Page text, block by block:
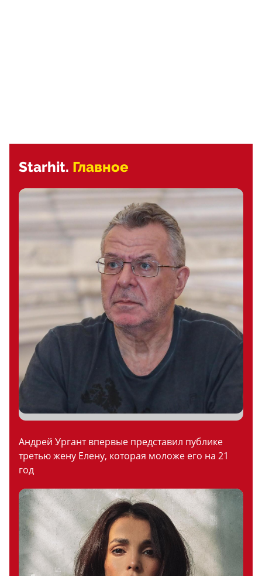
Starhit. Главное
Андрей Ургант впервые представил публике
третью жену Елену, которая моложе его на 21
год